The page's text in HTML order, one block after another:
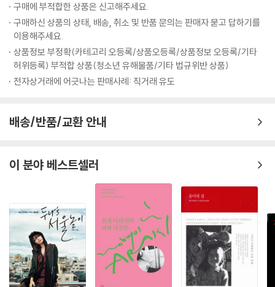
지고, 사라지고, 사라졌다. 모두 다. 스토리만 남는다.
---「어제의 세계들 by 알리 아리칸」중에서
은 이내 서로 생각이 비슷하다는 사실을 깨달고 의기투합했다. 두 사람은
몇백 달러와 앤더슨의 형에게 얻은 16mm 필름을 가지고 첫 영화를 만들
었다. 고작 14분짜리 단편이었지만 이를 본 영화 제작자들이 앤더슨과 윌
슨을 찾아왔고, 결국 장편 영화 『바틀 로켓』이 탄생하였다. 비록 대중적인
성공은 하지 못했지만 이 영화는 그의 번뜩이는 세계관을 보여주기에 충분
했고, 이후 활동의 시작점이 되었다. 거장 마틴 스콜세지 감독은 『바틀 로
콜세지’로 지목했다(그러나 웨스 앤더슨이 가장 좋아하는 영화는 로만 폴
란스키의 『로즈메리의 아기』다).
그가 창조한 여덟 번째 세계 『그랜드 부다페스트 호텔』
영화 『그랜드 부다페스트 호텔』은 세계 대전이 한창인 1927년, 전쟁 분위
기와 동떨어진 화려한 공간인 그랜드 부다페스트 호텔을 배경으로, 로비
보이 제로와 그의 멘토 구스타브가 주축이 되어 구스타브의 연인이자 대부
호인 마담 D(틸다 스윈튼)의 죽음의 비밀을 파헤쳐 억울한 누명에서 벗어
나고, 상속받은 명화를 지키는 것이 전체의 줄거리다. 줄거리만 보면 진부
하고 허술한 미스터리 추격 영화처럼 느껴져 의아할 수 있지만, 그의 미학
이 간섭한 영상은 진부할 수도 허술할 수도 없다. 현실과 거리를 두어 자신
구매에 부적합한 상품은 신고해주세요.
구매하신 상품의 상태, 배송, 취소 및 반품 문의는 판매자 묻고 답하기를
이용해주세요.
상품정보 부정확(카테고리 오등록/상품오등록/상품정보 오등록/기타
허위등록) 부적합 상품(청소년 유해물품/기타 법규위반 상품)
전자상거래에 어긋나는 판매사례: 직거래 유도
배송/반품/교환 안내
이 분야 베스트셀러